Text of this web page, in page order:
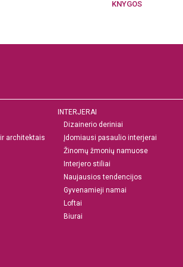
KNYGOS
architektais
INTERJERAI
Dizainerio deriniai
Įdomiausi pasaulio interjerai
Žinomų žmonių namuose
Interjero stiliai
Naujausios tendencijos
Gyvenamieji namai
Loftai
Biurai